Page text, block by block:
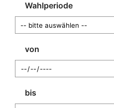
Wahlperiode
von
bis